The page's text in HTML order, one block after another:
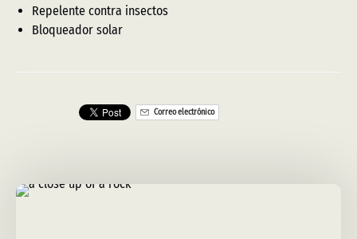
Repelente contra insectos
Bloqueador solar
Correo electrónico